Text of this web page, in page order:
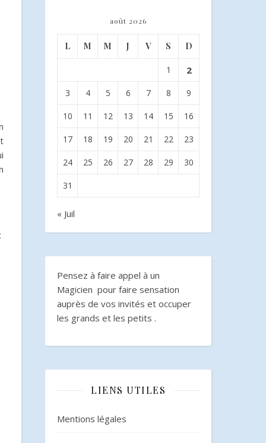
août 2026
L M M J V S D
1 2
3 4 5 6 7 8 9
10 11 12 13 14 15 16
17 18 19 20 21 22 23
24 25 26 27 28 29 30
31
« Juil
Pensez à faire appel à un
Magicien pour faire sensation
auprès de vos invités et occuper
les grands et les petits .
LIENS UTILES
Mentions légales